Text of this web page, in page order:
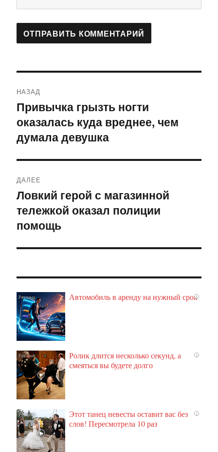
по
записям
НАЗАД
Предыдущая
запись:
Привычка грызть ногти
оказалась куда вреднее, чем
думала девушка
ДАЛЕЕ
Следующая
запись:
Ловкий герой с магазинной
тележкой оказал полиции
помощь
i
Автомобиль в аренду на нужный срок
i
Ролик длится несколько секунд, а
смеяться вы будете долго
i
Этот танец невесты оставит вас без
слов! Пересмотрела 10 раз